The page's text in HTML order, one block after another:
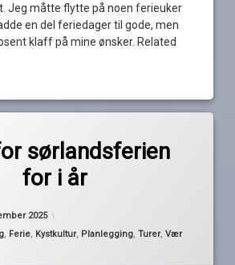
Jeg måtte flytte på noen ferieuker
en del feriedager til gode, men
klaff på mine ønsker. Related
sørlandsferien
for i år
2025
Ferie Kystkultur, Planlegging ,Turer,Vær